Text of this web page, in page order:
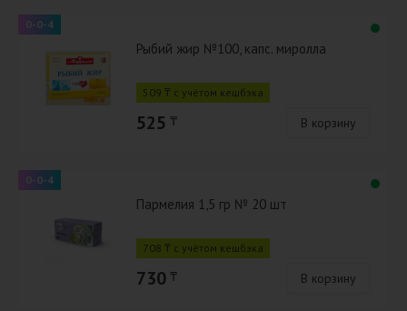
0-0-4
Рыбий жир №100, капс. миролла
509 ₸ с учётом кешбэка
525 ₸ В корзину
0-0-4
Пармелия 1,5 гр № 20 шт
708 ₸ с учётом кешбэка
730 ₸ В корзину